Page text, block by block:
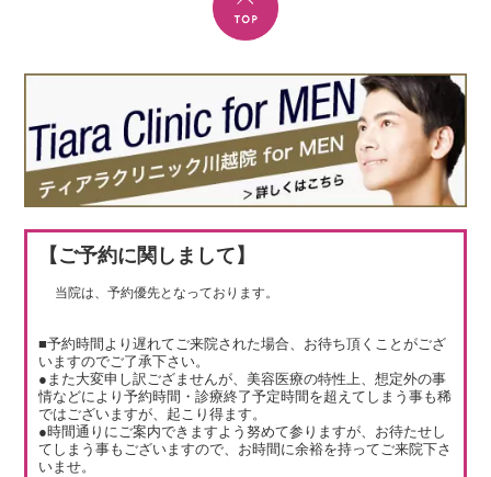
【ご予約に関しまして】
当院は、予約優先となっております。
■予約時間より遅れてご来院された場合、お待ち頂くことがござ
いますのでご了承下さい。
●また大変申し訳ござませんが、美容医療の特性上、想定外の事
情などにより予約時間・診療終了予定時間を超えてしまう事も稀
ではございますが、起こり得ます。
●時間通りにご案内できますよう努めて参りますが、お待たせし
てしまう事もございますので、お時間に余裕を持ってご来院下さ
いませ。